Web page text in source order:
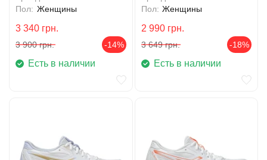
Пол: Женщины
3 340 грн.
3 900 грн. -14%
Есть в наличии
Пол: Женщины
2 990 грн.
3 649 грн. -18%
Есть в наличии